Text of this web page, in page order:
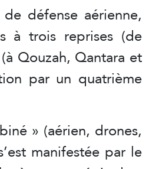
défense aérienne,
à trois reprises (de
Qouzah, Qantara et
par un quatrième
» (aérien, drones,
manifestée par le